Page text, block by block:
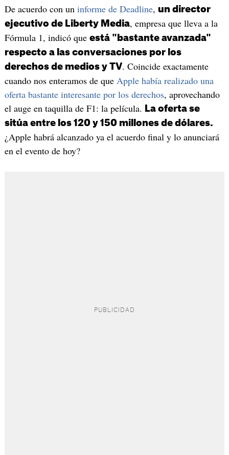
De acuerdo con un informe de Deadline, un director
ejecutivo de Liberty Media, empresa que lleva a la
Fórmula 1, indicó que está "bastante avanzada"
respecto a las conversaciones por los
derechos de medios y TV. Coincide exactamente
cuando nos enteramos de que Apple había realizado una
oferta bastante interesante por los derechos, aprovechando
el auge en taquilla de F1: la película.
La oferta se
sitúa entre los 120 y 150 millones de dólares.
¿Apple habrá alcanzado ya el acuerdo final y lo anunciará
en el evento de hoy?